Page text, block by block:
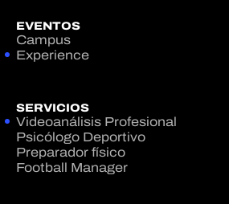
EVENTOS
Campus
Experience
SERVICIOS
Videoanálisis Profesional
Psicólogo Deportivo
Preparador físico
Football Manager